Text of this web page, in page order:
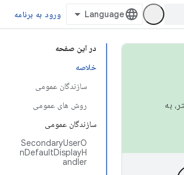
ورود به برنامه
در این صفحه
خلاصه
سازندگان عمومی
روش های عمومی
سازندگان عمومی
SecondaryUserO
nDefaultDisplayH
andler